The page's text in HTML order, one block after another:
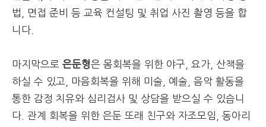
법, 면접 준비 등 교육 컨설팅 및 취업 사진 촬영 등을 합
니다.
마지막으로 은둔형은 몸회복을 위한 야구, 요가, 산책을
하실 수 있고, 마음회복을 위해 미술, 예술, 음악 활동을
통한 감정 치유와 심리검사 및 상담을 받으실 수 있습니
다. 관계 회복을 위한 은둔 또래 친구와 자조모임, 동아리